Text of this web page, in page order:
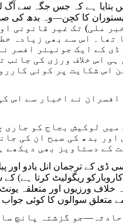
بتایا ہے کہ جس جگہ سے آگ
ملی) تک غیر قانونی
تھا۔ اس سے بھی زیادہ
ڈی کے ایک جونیئر افسر
اس خلاف ورزی کی جانب
اس شکایت پر کوئی
افسران نے اخبار سے اس
وہیں،اخبار نے 2025 میں لوکیش بجاج کو
اور بدھ کی صبح ان کی
کے دستاویز بھی دیکھے
ڈی کے ترجمان انل یادو اور
ریگولیٹ کرتا ہے) کے
خلاف ورزیوں اور متعلقہ
متعلق سوالوں کا کوئی جواب
حادثہ—جو گزشتہ پانچ